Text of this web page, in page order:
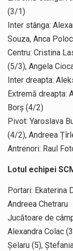
(3/1)
Inter stânga:
Souza, Anca
Centru: Cristina
(5/3), Angela
Inter dreapta:
Extremă dreapta:
Borș (4/2)
Pivot: Yaroslava
(4/2), Andreea
Antrenori: Raul
Lotul echipei
Portari: Ekaterina
Andreea Chetraru
Jucătoare de
Alexandra Colac
Șelaru (5),